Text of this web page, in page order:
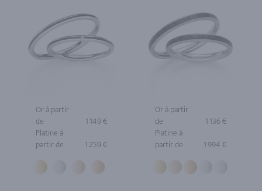
Or à partir
de
1 149 €
Platine à
partir de
1 259 €
Or à partir
de
1 136 €
Platine à
partir de
1 994 €